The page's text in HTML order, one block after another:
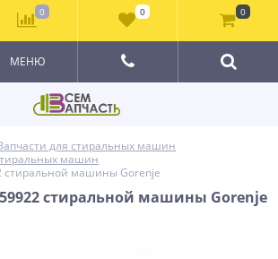
МЕНЮ
для стиральных машин
машин
стиральной машины Gorenje
стиральной машины Gorenje
0 0 0